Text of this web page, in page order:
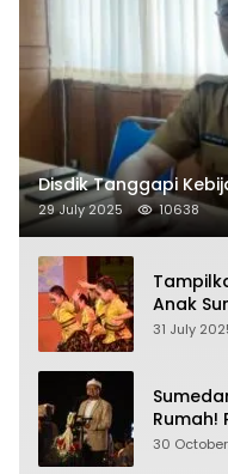
Disdik Tanggapi
29 July 2025 10638
Anak
Dihadiri
31 July
Rumah!
Jadi
30